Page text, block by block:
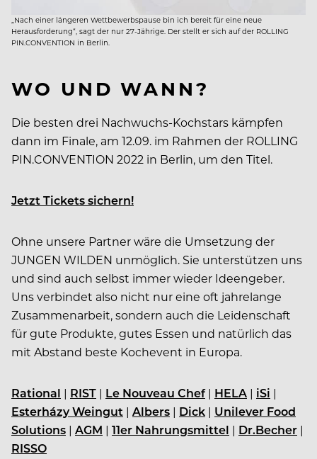
„Nach einer längeren Wettbewerbspause bin ich bereit für eine neue
Herausforderung“, sagt der nur 27-Jährige. Der stellt er sich auf der ROLLING
PIN.CONVENTION in Berlin.
WO UND WANN?
Die besten drei Nachwuchs-Kochstars kämpfen
dann im Finale, am 12.09. im Rahmen der ROLLING
PIN.CONVENTION 2022 in Berlin, um den Titel.
Jetzt Tickets sichern!
Ohne unsere Partner wäre die Umsetzung der
JUNGEN WILDEN unmöglich. Sie unterstützen uns
und sind auch selbst immer wieder Ideengeber.
Uns verbindet also nicht nur eine oft jahrelange
Zusammenarbeit, sondern auch die Leidenschaft
für gute Produkte, gutes Essen und natürlich das
mit Abstand beste Kochevent in Europa.
Rational | RIST | Le Nouveau Chef| HELA | iSi |
Esterházy Weingut | Albers | Dick | Unilever Food
Solutions | AGM | 11er Nahrungsmittel | Dr.Becher |
RISSO